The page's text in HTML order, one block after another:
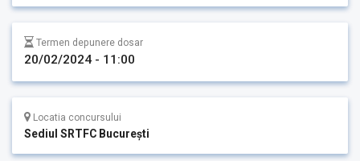
Termen depunere dosar
20/02/2024 - 11:00
Locatia concursului
Sediul SRTFC București